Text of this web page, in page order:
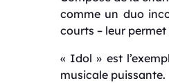
comme un duo
courts – leur
« Idol » est
musicale puissante.